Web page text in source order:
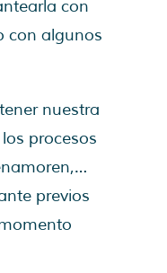
con
con algunos
nuestra
procesos
previos